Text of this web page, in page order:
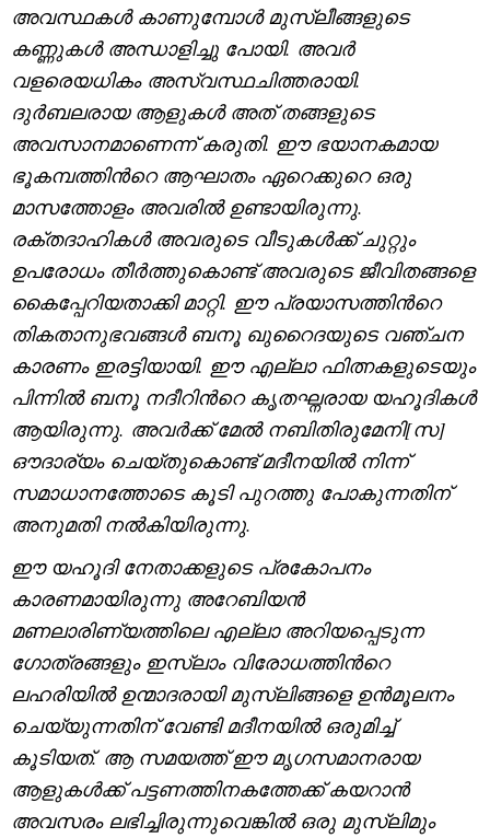
അവസ്ഥകൾ കാണുമ്പോൾ മുസ്‌ലീങ്ങളുടെ
കണ്ണുകൾ അന്ധാളിച്ചു പോയി. അവർ
വളരെയധികം അസ്വസ്ഥചിത്തരായി.
ദുർബലരായ ആളുകൾ അത് തങ്ങളുടെ
അവസാനമാണെന്ന് കരുതി. ഈ ഭയാനകമായ
ഭൂകമ്പത്തിന്‍റെ ആഘാതം ഏറെക്കുറെ ഒരു
മാസത്തോളം അവരിൽ ഉണ്ടായിരുന്നു.
രക്തദാഹികൾ അവരുടെ വീടുകൾക്ക് ചുറ്റും
ഉപരോധം തീർത്തുകൊണ്ട് അവരുടെ ജീവിതങ്ങളെ
കൈപ്പേറിയതാക്കി മാറ്റി. ഈ പ്രയാസത്തിന്‍റെ
തികതാനുഭവങ്ങൾ ബനൂ ഖുറൈദയുടെ വഞ്ചന
കാരണം ഇരട്ടിയായി. ഈ എല്ലാ ഫിത്നകളുടെയും
പിന്നിൽ ബനൂ നദീറിന്‍റെ കൃതഘ്നരായ യഹൂദികൾ
ആയിരുന്നു. അവർക്ക് മേൽ നബിതിരുമേനി[സ]
ഔദാര്യം ചെയ്തുകൊണ്ട് മദീനയിൽ നിന്ന്
സമാധാനത്തോടെ കൂടി പുറത്തു പോകുന്നതിന്
അനുമതി നൽകിയിരുന്നു.
ഈ യഹൂദി നേതാക്കളുടെ പ്രകോപനം
കാരണമായിരുന്നു അറേബിയൻ
മണലാരിണ്യത്തിലെ എല്ലാ അറിയപ്പെടുന്ന
ഗോത്രങ്ങളും ഇസ്‌ലാം വിരോധത്തിന്‍റെ
ലഹരിയിൽ ഉന്മാദരായി മുസ്‌ലിങ്ങളെ ഉൻമൂലനം
ചെയ്യുന്നതിന് വേണ്ടി മദീനയിൽ ഒരുമിച്ച്
കൂടിയത്. ആ സമയത്ത് ഈ മൃഗസമാനരായ
ആളുകൾക്ക് പട്ടണത്തിനകത്തേക്ക് കയറാൻ
അവസരം ലഭിച്ചിരുന്നുവെങ്കിൽ ഒരു മുസ്‌ലിമും